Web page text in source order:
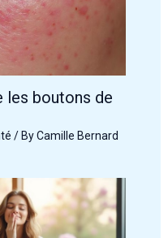
les boutons de
/ ByCamille Bernard